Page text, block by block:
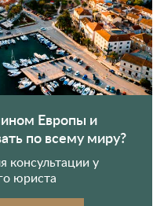
Европы и
по всему миру?
консультации у
юриста